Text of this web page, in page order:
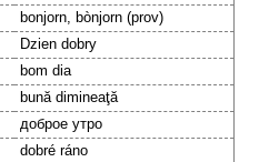
bonjorn, bònjorn (prov)
Dzien dobry
bom dia
bună dimineaţă
доброе утро
dobré ráno